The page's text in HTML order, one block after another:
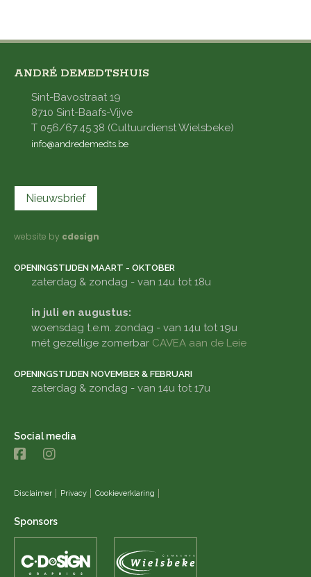
ANDRÉ DEMEDTSHUIS
Sint-Bavostraat 19
8710 Sint-Baafs-Vijve
T 056/67.45.38 (Cultuurdienst Wielsbeke)
info@andredemedts.be
Nieuwsbrief
website by cdesign
OPENINGSTIJDEN MAART - OKTOBER
zaterdag & zondag - van 14u tot 18u
in juli en augustus:
woensdag t.e.m. zondag - van 14u tot 19u
mét gezellige zomerbar CAVEA aan de Leie
OPENINGSTIJDEN NOVEMBER & FEBRUARI
zaterdag & zondag - van 14u tot 17u
Social media
Disclaimer Privacy Cookieverklaring
Sponsors